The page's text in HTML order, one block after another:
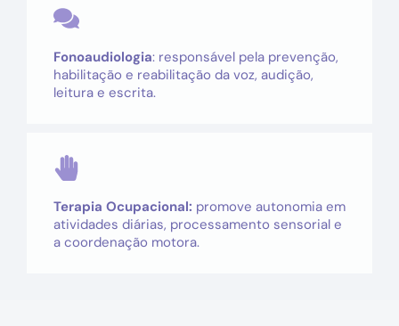
Fonoaudiologia: responsável pela prevenção,
habilitação e reabilitação da voz, audição,
leitura e escrita.
Terapia Ocupacional: promove autonomia em
atividades diárias, processamento sensorial e
a coordenação motora.